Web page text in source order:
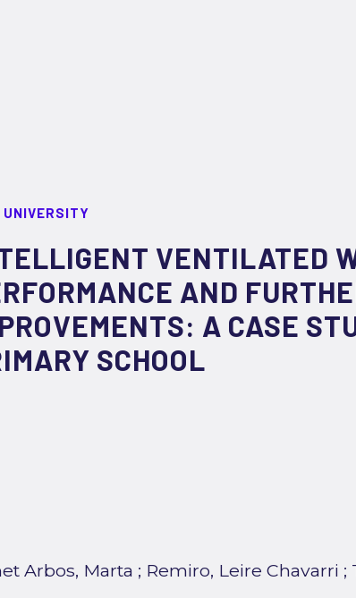
VENTILATED
AND
A CASE
SCHOOL
Arbos, Marta ; Remiro, Leire Chavarri ;